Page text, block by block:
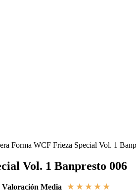
Forma WCF Frieza Special Vol. 1
Vol. 1 Banpresto 006
Valoración Media ★ ★ ★ ★ ★